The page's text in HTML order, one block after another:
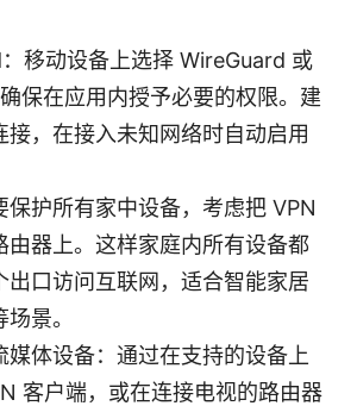
移动设备上选择 WireGuard 或
保在应用内授予必要的权限。建
接，在接入未知网络时自动启用
保护所有家中设备，考虑把 VPN
由器上。这样家庭内所有设备都
出口访问互联网，适合智能家居
景。
媒体设备：通过在支持的设备上
客户端，或在连接电视的路由器